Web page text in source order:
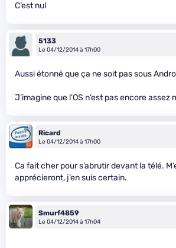
C’est nul
5133
Le 04/12/2014 à 17h00
Aussi étonné que ça ne soit pas sous
J’imagine que l’OS n’est pas encore assez
Ricard
Le 04/12/2014 à 17h00
Ca fait cher pour s’abrutir devant la télé.
apprécieront, j’en suis certain.
Smurf4859
Le 04/12/2014 à 17h04